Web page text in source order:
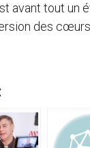
avant tout
des